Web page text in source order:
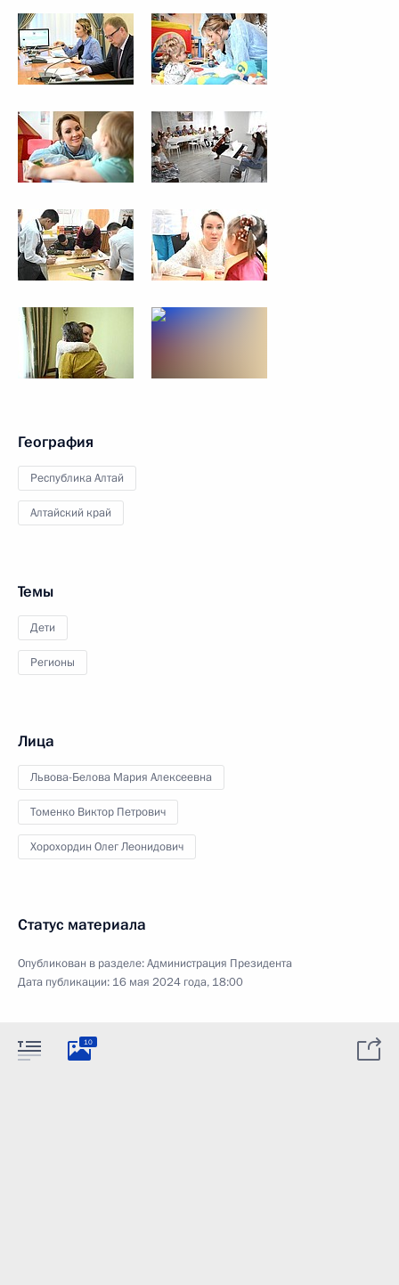
География
Республика Алтай
Алтайский край
Темы
Дети
Регионы
Лица
Львова-Белова Мария Алексеевна
Томенко Виктор Петрович
Хорохордин Олег Леонидович
Статус материала
Опубликован в разделе:Администрация Президента
Дата публикации: 16 мая 2024 года, 18:00
10